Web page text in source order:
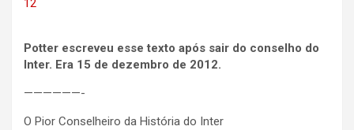
12
Potter escreveu esse texto após sair do conselho do
Inter. Era 15 de dezembro de 2012.
——————-
O Pior Conselheiro da História do Inter